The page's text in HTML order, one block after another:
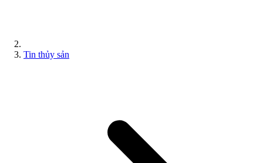
Tin thủy sản